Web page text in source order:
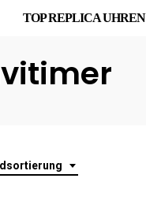
TOP REPLICA UHREN